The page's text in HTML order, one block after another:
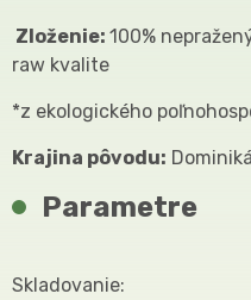
Zloženie: 100%
raw kvalite
*z ekologického
Krajina pôvodu:
Parametre
Skladovanie